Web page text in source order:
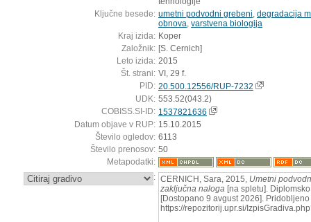
Ključne besede: umetni podvodni grebeni degradacija
obnova varstvena biologija
Kraj izida: Koper
Založnik: [S. Cernich]
Leto izida: 2015
Št. strani: VI, 29 f.
PID: 20.500.12556/RUP-7232
UDK: 553.52(043.2)
COBISS.SI-ID: 1537821636
Datum objave v RUP: 15.10.2015
Število ogledov: 6113
Število prenosov: 50
Metapodatki:
: CERNICH, Sara, 2015, Umetni
zaključna naloga [na spletu].
[Dostopano 9 avgust 2026]. Pridobljeno
https://repozitorij.upr.si/